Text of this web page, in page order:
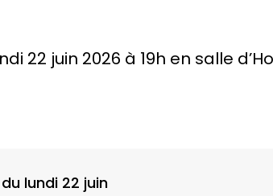
22 juin 2026 à 19h en salle
lundi 22 juin